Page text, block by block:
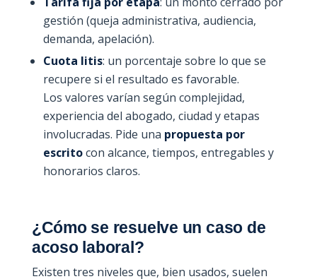
gestión (queja administrativa, audiencia,
demanda, apelación).
Cuota litis: un porcentaje sobre lo que se
recupere si el resultado es favorable.
Los valores varían según complejidad,
experiencia del abogado, ciudad y etapas
involucradas. Pide una propuesta por
escritocon alcance, tiempos, entregables y
honorarios claros.
¿Cómo se resuelve un caso de
acoso laboral?
Existen tres niveles que, bien usados, suelen